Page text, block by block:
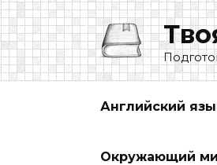
Перейти
к
содержанию
Английский
Окружающий